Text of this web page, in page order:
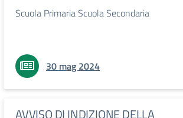
Scuola Primaria Scuola Secondaria
30 mag 2024
AVVISO DI INDIZIONE DELLA